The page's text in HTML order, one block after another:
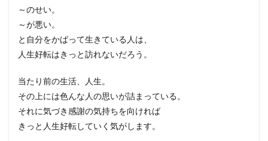
～のせい。
～が悪い。
と自分をかばって生きている人は、
人生好転はきっと訪れないだろう。
当たり前の生活、人生。
その上には色んな人の思いが詰まっている。
それに気づき感謝の気持ちを向ければ
きっと人生好転していく気がします。